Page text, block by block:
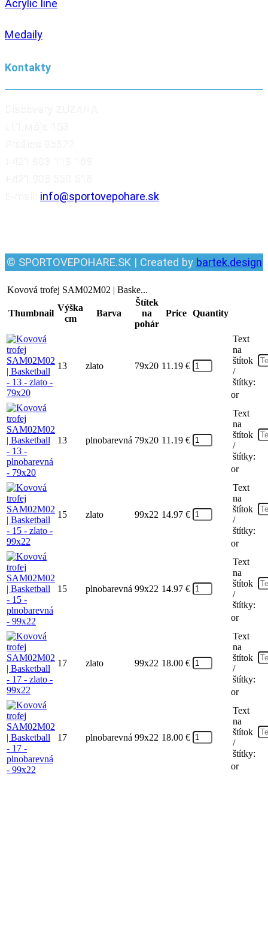
Acrylic line
Medaily
Kontakty
info@sportovepohare.sk
© SPORTOVEPOHARE.SK | Created by bartek.design
Kovová trofej SAM02M02 | Baske...
Thumbnail
Výška
cm
Barva
Štítek
na
pohár
Price Quantity
13 zlato 79x20 11.19 €
Text
na
štítok
/
štítky:
or
13 plnobarevná 79x20 11.19 €
Text
na
štítok
/
štítky:
or
15 zlato 99x22 14.97 €
Text
na
štítok
/
štítky:
or
15 plnobarevná 99x22 14.97 €
Text
na
štítok
/
štítky:
or
17 zlato 99x22 18.00 €
Text
na
štítok
/
štítky:
or
17 plnobarevná 99x22 18.00 €
Text
na
štítok
/
štítky:
or